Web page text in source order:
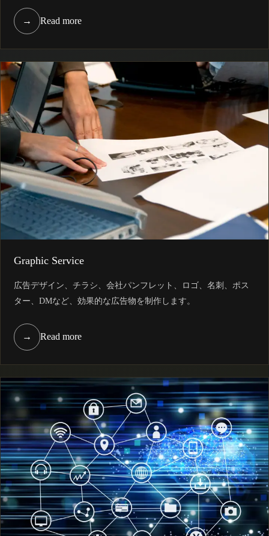
→ Read more
Graphic Service
広告デザイン、チラシ、会社パンフレット、ロゴ、名刺、ポス
ター、DMなど、効果的な広告物を制作します。
→ Read more